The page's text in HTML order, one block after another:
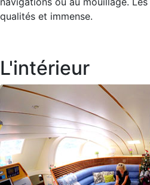
qualités et immense.
L'intérieur